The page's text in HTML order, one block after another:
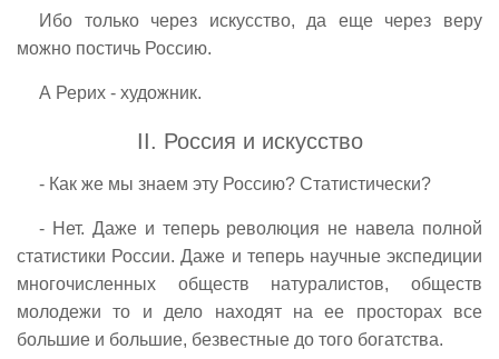
Ибо только через искусство, да еще через веру
можно постичь Россию.
А Рерих - художник.
II. Россия и искусство
- Как же мы знаем эту Россию? Статистически?
- Нет. Даже и теперь революция не навела полной
статистики России. Даже и теперь научные экспедиции
многочисленных обществ натуралистов, обществ
молодежи то и дело находят на ее просторах все
большие и большие, безвестные до того богатства.